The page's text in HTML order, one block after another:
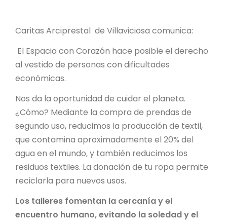
Caritas Arciprestal de Villaviciosa comunica:
El Espacio con Corazón hace posible el derecho
al vestido de personas con dificultades
económicas.
Nos da la oportunidad de cuidar el planeta.
¿Cómo? Mediante la compra de prendas de
segundo uso, reducimos la producción de textil,
que contamina aproximadamente el 20% del
agua en el mundo, y también reducimos los
residuos textiles. La donación de tu ropa permite
reciclarla para nuevos usos.
Los talleres fomentan la cercanía y el
encuentro humano, evitando la soledad y el